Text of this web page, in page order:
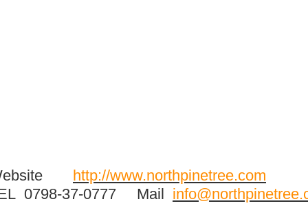
http://www.northpinetree.com
0798-37-0777 Mail